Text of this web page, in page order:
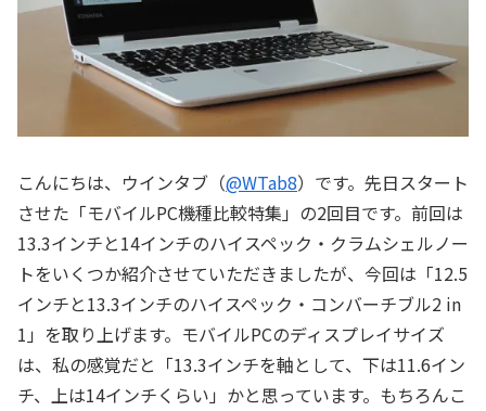
こんにちは、ウインタブ（@WTab8）です。先日スタート
させた「モバイルPC機種比較特集」の2回目です。前回は
13.3インチと14インチのハイスペック・クラムシェルノー
トをいくつか紹介させていただきましたが、今回は「12.5
インチと13.3インチのハイスペック・コンバーチブル2 in
1」を取り上げます。モバイルPCのディスプレイサイズ
は、私の感覚だと「13.3インチを軸として、下は11.6イン
チ、上は14インチくらい」かと思っています。もちろんこ